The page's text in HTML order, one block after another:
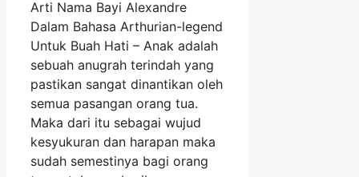
Arti Nama Bayi Alexandre
Dalam Bahasa Arthurian-legend
Untuk Buah Hati – Anak adalah
sebuah anugrah terindah yang
pastikan sangat dinantikan oleh
semua pasangan orang tua.
Maka dari itu sebagai wujud
kesyukuran dan harapan maka
sudah semestinya bagi orang